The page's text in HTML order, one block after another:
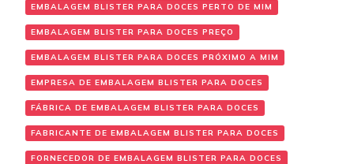
EMBALAGEM BLISTER PARA DOCES PERTO DE MIM
EMBALAGEM BLISTER PARA DOCES PREÇO
EMBALAGEM BLISTER PARA DOCES PRÓXIMO A MIM
EMPRESA DE EMBALAGEM BLISTER PARA DOCES
FÁBRICA DE EMBALAGEM BLISTER PARA DOCES
FABRICANTE DE EMBALAGEM BLISTER PARA DOCES
FORNECEDOR DE EMBALAGEM BLISTER PARA DOCES